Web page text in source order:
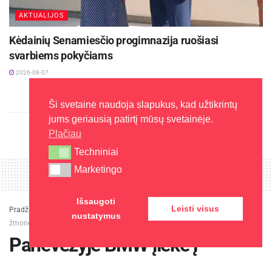
AKTUALIJOS
Kėdainių Senamiesčio progimnazija ruošiasi
svarbiems pokyčiams
2026-08-07
Pradžia
Panevėžyje BMW įlėkė į užtvanką – nuskendo trys
žmonės
Panevėžyje BMW įlėkė į
Ši svetainė naudoja slapukus, kad užtikrintų
jums geriausią patirtį mūsų svetainėje.
Plačiau
Techniniai
Techniniai
Marketingo
Marketingo
Išsaugoti
nustatymus
Leisti visus